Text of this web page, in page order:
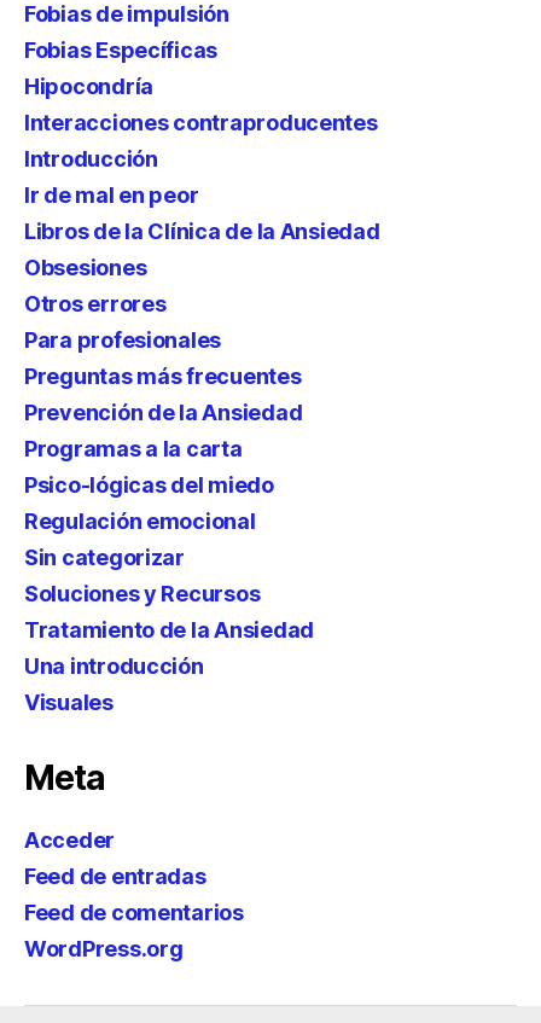
Fobias de impulsión
Fobias Específicas
Hipocondría
Interacciones contraproducentes
Introducción
Ir de mal en peor
Libros de la Clínica de la Ansiedad
Obsesiones
Otros errores
Para profesionales
Preguntas más frecuentes
Prevención de la Ansiedad
Programas a la carta
Psico-lógicas del miedo
Regulación emocional
Sin categorizar
Soluciones y Recursos
Tratamiento de la Ansiedad
Una introducción
Visuales
Meta
Acceder
Feed de entradas
Feed de comentarios
WordPress.org